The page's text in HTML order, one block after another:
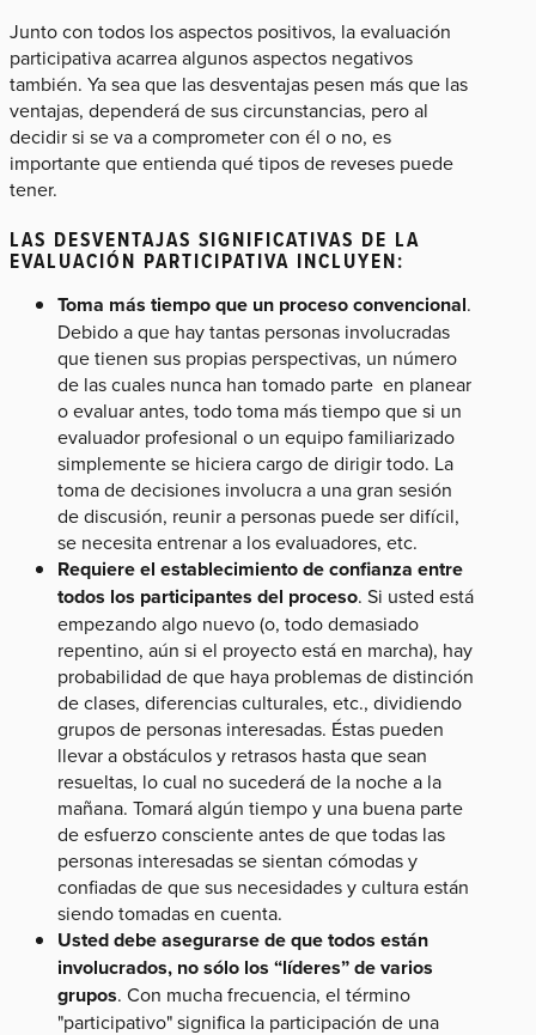
Junto con todos los aspectos positivos, la evaluación
participativa acarrea algunos aspectos negativos
también. Ya sea que las desventajas pesen más que las
ventajas, dependerá de sus circunstancias, pero al
decidir si se va a comprometer con él o no, es
importante que entienda qué tipos de reveses puede
tener.
LAS DESVENTAJAS SIGNIFICATIVAS DE LA
EVALUACIÓN PARTICIPATIVA INCLUYEN:
Toma más tiempo que un proceso convencional.
Debido a que hay tantas personas involucradas
que tienen sus propias perspectivas, un número
de las cuales nunca han tomado parte en planear
o evaluar antes, todo toma más tiempo que si un
evaluador profesional o un equipo familiarizado
simplemente se hiciera cargo de dirigir todo. La
toma de decisiones involucra a una gran sesión
de discusión, reunir a personas puede ser difícil,
se necesita entrenar a los evaluadores, etc.
Requiere el establecimiento de confianza entre
todos los participantes del proceso. Si usted está
empezando algo nuevo (o, todo demasiado
repentino, aún si el proyecto está en marcha), hay
probabilidad de que haya problemas de distinción
de clases, diferencias culturales, etc., dividiendo
grupos de personas interesadas. Éstas pueden
llevar a obstáculos y retrasos hasta que sean
resueltas, lo cual no sucederá de la noche a la
mañana. Tomará algún tiempo y una buena parte
de esfuerzo consciente antes de que todas las
personas interesadas se sientan cómodas y
confiadas de que sus necesidades y cultura están
siendo tomadas en cuenta.
Usted debe asegurarse de que todos están
involucrados, no sólo los “líderes” de varios
grupos. Con mucha frecuencia, el término
"participativo" significa la participación de una